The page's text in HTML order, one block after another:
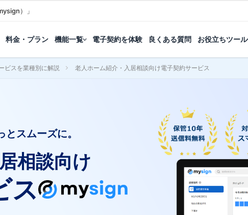
）」
料金・プラン 機能一覧 電子契約を体験 良くある質問 お役立ちツール
ビスを業種別に解説 老人ホーム紹介・入居相談向け電子契約サービス
スムーズに。
相談向け
ス